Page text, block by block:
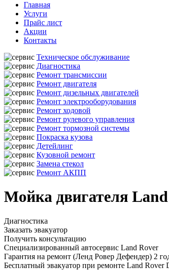
Главная
Услуги
Прайс лист
Акции
Контакты
Техническое обслуживание
Диагностика
Ремонт трансмиссии
Ремонт двигателя
Ремонт дизельных двигателей
Ремонт электрооборудования
Ремонт ходовой
Ремонт рулевого управления
Ремонт тормозной системы
Покраска кузова
Детейлинг
Кузовной ремонт
Замена стекол
Ремонт АКПП
Мойка двигателя
Диагностика
Заказать эвакуатор
Получить консультацию
Специализированный автосервис Land Rover
Гарантия на ремонт (Ленд Ровер Дефендер) 2
Бесплатный эвакуатор при ремонте Land Rover